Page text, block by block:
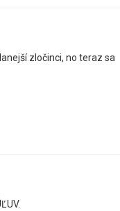
zločinci, no teraz sa